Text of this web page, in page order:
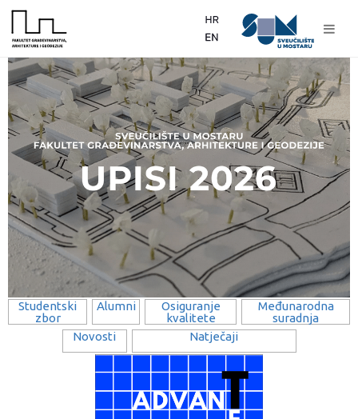
Studentski
zbor
Alumni
Osiguranje
kvalitete
Međunarodna
suradnja
Novosti
Natječaji